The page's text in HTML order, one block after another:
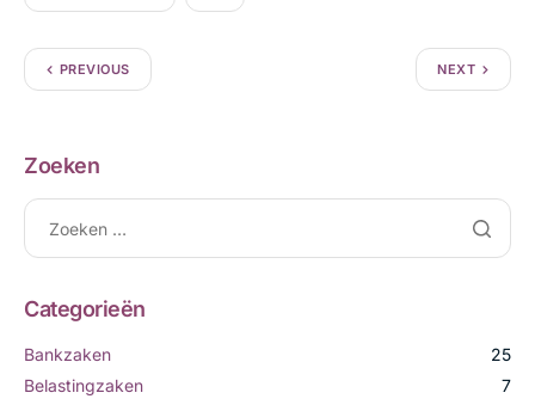
PREVIOUS NEXT
Zoeken
Categorieën
Bankzaken
25
Belastingzaken
7